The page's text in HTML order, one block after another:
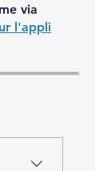
via
l'appli